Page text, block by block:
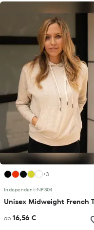
+3
Independent•NP304
ab 16,56 €